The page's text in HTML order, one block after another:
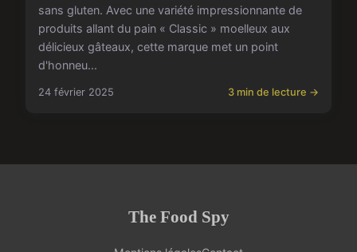
sans gluten. Avec une variété impressionnante de
produits allant du pain « Classic » moelleux aux
délicieux gâteaux, cette marque met un point
d'honneu...
24 février 2025 3 min de lecture →
The Food Spy